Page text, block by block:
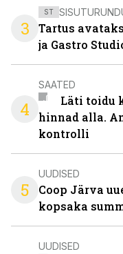
3
ST
Tartus
ja Gastro
4
SAATED
Läti toidu
hinnad alla.
kontrolli
5
UUDISED
Coop Järva
kopsaka
UUDISED